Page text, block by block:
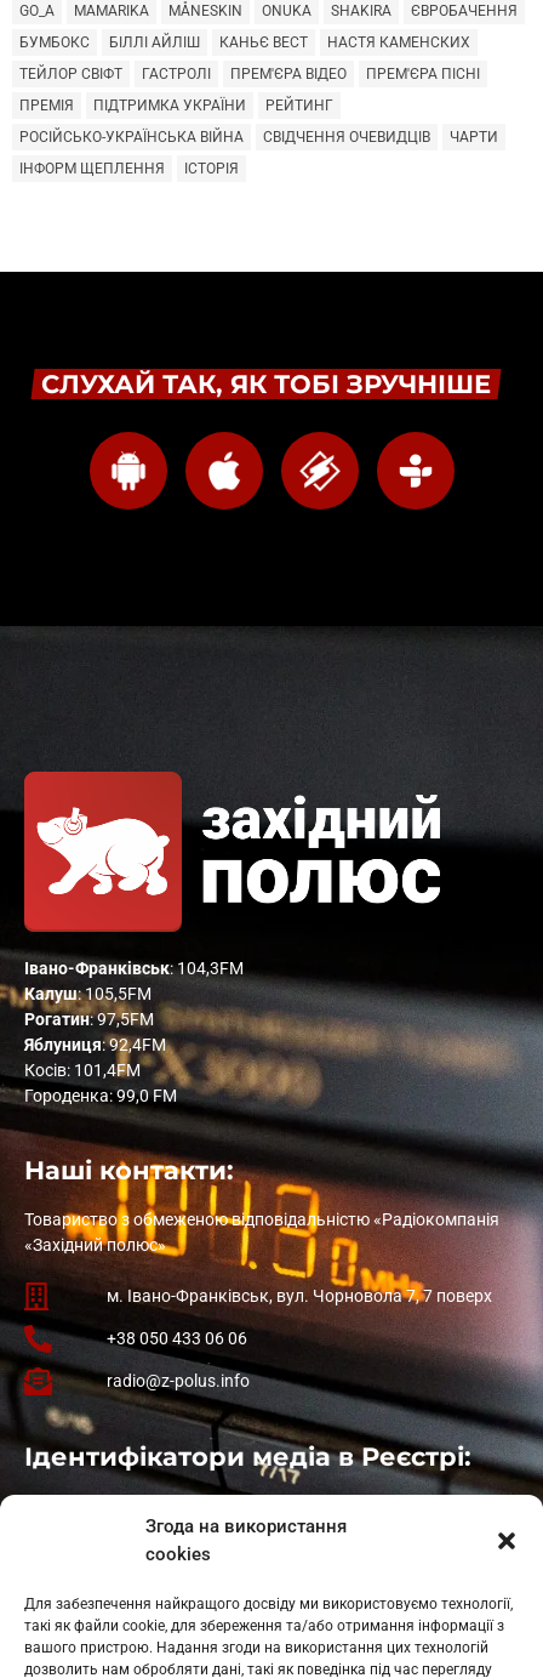
Згода на використання
cookies
Для забезпечення найкращого досвіду ми використовуємо технології,
такі як файли cookie, для збереження та/або отримання інформації з
вашого пристрою. Надання згоди на використання цих технологій
дозволить нам обробляти дані, такі як поведінка під час перегляду
GO_A
MAMARIKA MÅNESKIN ONUKA SHAKIRA
ЄВРОБАЧЕННЯ
БУМБОКС
БІЛЛІ АЙЛІШ КАНЬЄ ВЕСТ
НАСТЯ КАМЕНСКИХ
ТЕЙЛОР СВІФТ
ГАСТРОЛІ ПРЕМ'ЄРА ВІДЕО
ПРЕМ'ЄРА ПІСНІ
ПРЕМІЯ
ПІДТРИМКА УКРАЇНИ
РЕЙТИНГ
РОСІЙСЬКО-УКРАЇНСЬКА ВІЙНА
СВІДЧЕННЯ ОЧЕВИДЦІВ
ЧАРТИ
ІНФОРМ ЩЕПЛЕННЯ
ІСТОРІЯ
СЛУХАЙ ТАК, ЯК ТОБІ ЗРУЧНІШЕ
Івано-Франківськ: 104,3FM
Калуш: 105,5FM
Рогатин: 97,5FM
Яблуниця: 92,4FM
Косів: 101,4FM
Городенка: 99,0 FM
Наші контакти:
Товариство з обмеженою відповідальністю «Радіокомпанія
«Західний полюс»
м. Івано-Франківськ, вул. Чорновола 7, 7 поверх
+38 050 433 06 06
radio@z-polus.info
Ідентифікатори медіа в Реєстрі:
: L11-01410
: L11-01801
Косів: L11-01805
Гарасимів: L11-02274